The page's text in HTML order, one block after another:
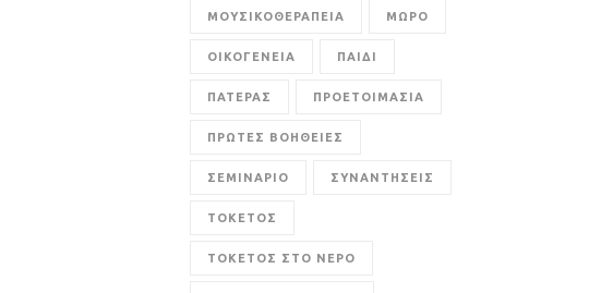
ΜΟΥΣΙΚΟΘΕΡΑΠΕΙΑ ΜΩΡΟ
ΟΙΚΟΓΕΝΕΙΑ ΠΑΙΔΙ
ΠΑΤΕΡΑΣ ΠΡΟΕΤΟΙΜΑΣΙΑ
ΠΡΩΤΕΣ ΒΟΗΘΕΙΕΣ
ΣΕΜΙΝΑΡΙΟ ΣΥΝΑΝΤΗΣΕΙΣ
ΤΟΚΕΤΟΣ
ΤΟΚΕΤΟΣ ΣΤΟ ΝΕΡΟ